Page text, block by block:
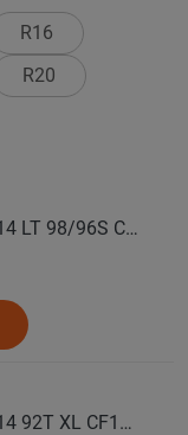
R16
R20
COMFORSER Автошина 175/70 R14 LT 98/96S CF1100 10PR RWL лето
COMFORSER Автошина 175/80 R14 92T XL CF1100 RWL лето